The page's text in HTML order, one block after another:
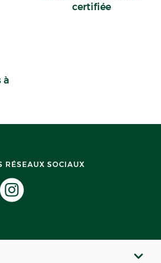
certifiée
à
RÉSEAUX SOCIAUX